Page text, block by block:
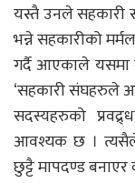
यस्तै उनले सहकारी
भन्ने सहकारीको
गर्दै आएकाले यसमा
‘सहकारी संघहरुले
सदस्यहरुको
आवश्यक छ । त्यसैले
छुट्टै मापदण्ड बनाएर